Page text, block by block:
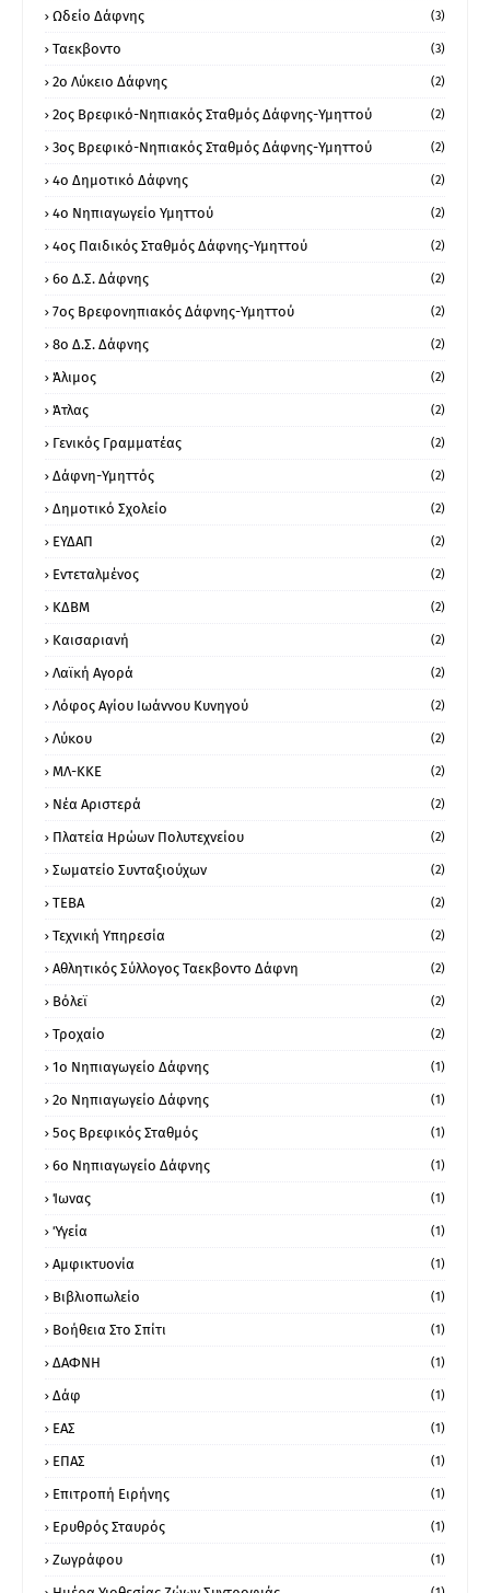
Ωδείο Δάφνης (3)
Ταεκβοντο (3)
2ο Λύκειο Δάφνης (2)
2ος Βρεφικό-Νηπιακός Σταθμός Δάφνης-Υμηττού (2)
3ος Βρεφικό-Νηπιακός Σταθμός Δάφνης-Υμηττού (2)
4ο Δημοτικό Δάφνης (2)
4ο Νηπιαγωγείο Υμηττού (2)
4ος Παιδικός Σταθμός Δάφνης-Υμηττού (2)
6ο Δ.Σ. Δάφνης (2)
7ος Βρεφονηπιακός Δάφνης-Υμηττού (2)
8ο Δ.Σ. Δάφνης (2)
Άλιμος (2)
Άτλας (2)
Γενικός Γραμματέας (2)
Δάφνη-Υμηττός (2)
Δημοτικό Σχολείο (2)
ΕΥΔΑΠ (2)
Εντεταλμένος (2)
ΚΔΒΜ (2)
Καισαριανή (2)
Λαϊκή Αγορά (2)
Λόφος Αγίου Ιωάννου Κυνηγού (2)
Λύκου (2)
ΜΛ-ΚΚΕ (2)
Νέα Αριστερά (2)
Πλατεία Ηρώων Πολυτεχνείου (2)
Σωματείο Συνταξιούχων (2)
ΤΕΒΑ (2)
Τεχνική Υπηρεσία (2)
Αθλητικός Σύλλογος Ταεκβοντο Δάφνη (2)
Βόλεϊ (2)
Τροχαίο (2)
1ο Νηπιαγωγείο Δάφνης (1)
2ο Νηπιαγωγείο Δάφνης (1)
5ος Βρεφικός Σταθμός (1)
6ο Νηπιαγωγείο Δάφνης (1)
Ίωνας (1)
Ύγεία (1)
Αμφικτυονία (1)
Βιβλιοπωλείο (1)
Βοήθεια Στο Σπίτι (1)
ΔΑΦΝΗ (1)
Δάφ (1)
ΕΑΣ (1)
ΕΠΑΣ (1)
Επιτροπή Ειρήνης (1)
Ερυθρός Σταυρός (1)
Ζωγράφου (1)